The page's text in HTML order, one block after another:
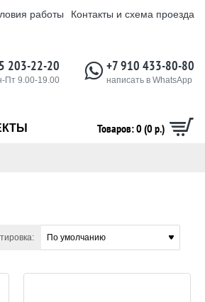
работы Контакты и схема проезда
203-22-20
Пт 9.00-19.00
+7 910 433-80-80
написать в WhatsApp
Товаров: 0 (0 р.)